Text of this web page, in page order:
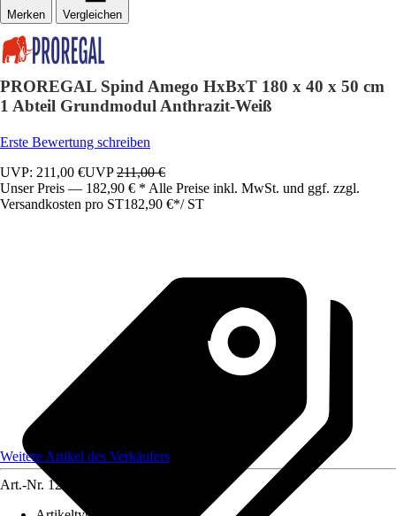
Vergleichen
PROREGAL Spind Amego HxBxT 180 x 40 x 50 cm
1 Abteil Grundmodul Anthrazit-Weiß
Erste Bewertung schreiben
UVP: 211,00 €UVP211,00 €
Unser Preis — 182,90 € * Alle Preise inkl. MwSt. und ggf. zzgl.
Versandkosten pro ST182,90 €*/ ST
Weitere Artikel des Verkäufers
Art.-Nr. 12583436